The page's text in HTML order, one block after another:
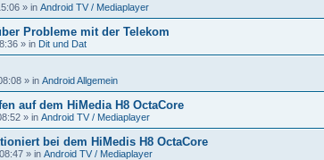
» in Android TV / Mediaplayer
Probleme mit der Telekom
» in Dit und Dat
» in Android Allgemein
auf dem HiMedia H8 OctaCore
» in Android TV / Mediaplayer
bei dem HiMedis H8 OctaCore
» in Android TV / Mediaplayer